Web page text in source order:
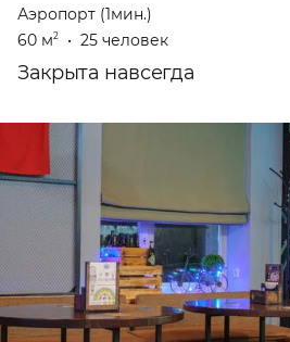
Аэропорт (1мин.)
60 м2 • 25 человек
Закрыта навсегда